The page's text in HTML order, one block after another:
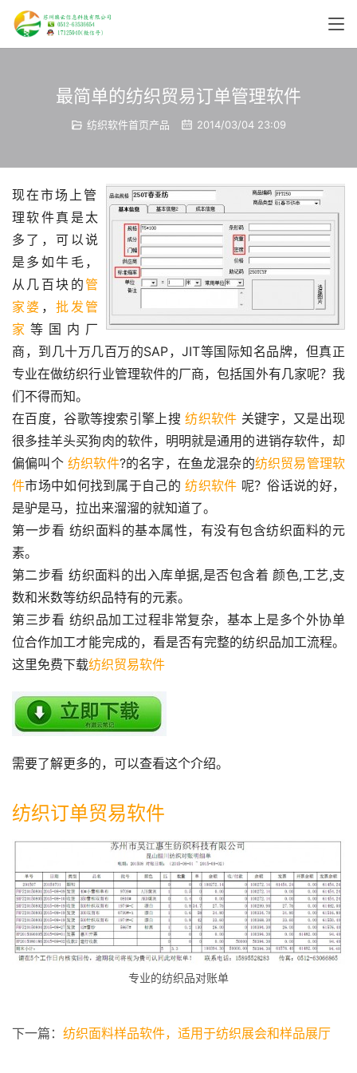
最简单的纺织贸易订单管理软件
纺织软件首页产品 2014/03/04 23:09
现在市场上管
理软件真是太
多了，可以说
是多如牛毛，
从几百块的 管
家婆 ，批发管
家 等国内厂
商，到几十万几百万的SAP，JIT等国际知名品牌，但真正
专业在做纺织行业管理软件的厂商，包括国外有几家呢？我
们不得而知。
在百度，谷歌等搜索引擎上搜 纺织软件 关键字，又是出现
很多挂羊头买狗肉的软件，明明就是通用的进销存软件，却
偏偏叫个 纺织软件?的名字，在鱼龙混杂的纺织贸易管理软
件市场中如何找到属于自己的 纺织软件 呢？俗话说的好，
是驴是马，拉出来溜溜的就知道了。
第一步看 纺织面料的基本属性，有没有包含纺织面料的元
素。
第二步看 纺织面料的出入库单据,是否包含着 颜色,工艺,支
数和米数等纺织品特有的元素。
第三步看 纺织品加工过程非常复杂，基本上是多个外协单
位合作加工才能完成的，看是否有完整的纺织品加工流程。
这里免费下载纺织贸易软件
需要了解更多的，可以查看这个介绍。
纺织订单贸易软件
专业的纺织品对账单
下一篇： 纺织面料样品软件，适用于纺织展会和样品展厅